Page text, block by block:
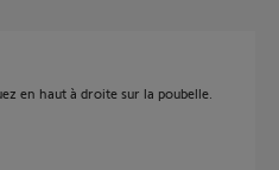
en haut à droite sur la poubelle.